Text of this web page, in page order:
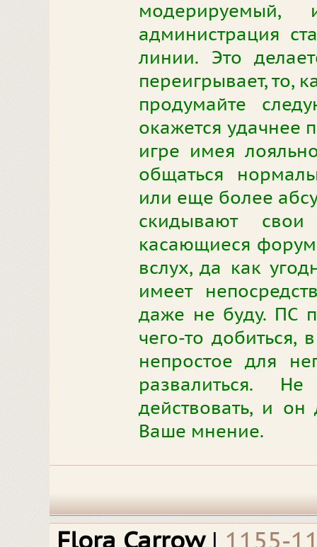
администрация
линии. Это
переигрывает, то,
продумайте
окажется удачнее
игре имея
общаться
или еще более
скидывают
касающиеся
вслух, да как
имеет
даже не буду. ПС
чего-то
непростое для
развалиться.
действовать, и он
Ваше мнение.